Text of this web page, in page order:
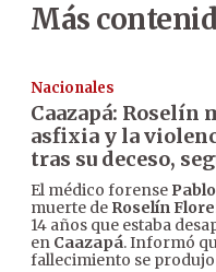
Más
Nacionales
Caazapá: Roselín
asfixia y la
tras su deceso,
El médico forense
muerte de Roselín
14 años que estaba
en Caazapá. Informó
fallecimiento se